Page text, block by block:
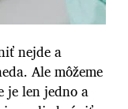
nejde a
Ale môžeme
je len jedno a